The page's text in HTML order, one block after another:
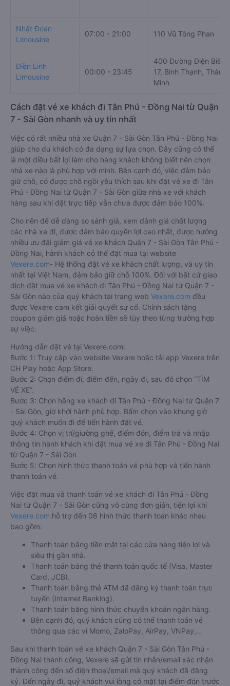
Nhật Đoan
Limousine
07:00 - 21:00 110 Vũ Tông Phan
Điền Linh
Limousine
00:00 - 23:45
400 Đường Điện Biên
17, Bình Thạnh, Thành
Minh
Cách đặt vé xe khách đi Tân Phú - Đồng Nai từ Quận
7 - Sài Gòn nhanh và uy tín nhất
Việc có rất nhiều nhà xe Quận 7 - Sài Gòn Tân Phú - Đồng Nai
giúp cho du khách có đa dạng sự lựa chọn. Đây cũng có thể
là một điều bất lợi làm cho hàng khách không biết nên chọn
nhà xe nào là phù hợp với mình. Bên cạnh đó, việc đảm bảo
giữ chỗ, có được chỗ ngồi yêu thích sau khi đặt vé xe đi Tân
Phú - Đồng Nai từ Quận 7 - Sài Gòn giữa nhà xe với khách
hàng sau khi đặt trực tiếp vẫn chưa được đảm bảo 100%.
Cho nên để dễ dàng so sánh giá, xem đánh giá chất lượng
các nhà xe đi, được đảm bảo quyền lợi cao nhất, được hưởng
nhiều ưu đãi giảm giá vé xe khách Quận 7 - Sài Gòn Tân Phú -
Đồng Nai, hành khách có thể đặt mua tại website
Vexere.com- Hệ thống đặt vé xe khách chất lượng, và uy tín
nhất tại Việt Nam, đảm bảo giữ chỗ 100%. Đối với bất cứ giao
dịch đặt mua vé xe khách đi Tân Phú - Đồng Nai từ Quận 7 -
Sài Gòn nào của quý khách tại trang web Vexere.com đều
được Vexere cam kết giải quyết sự cố. Chính sách tặng
coupon giảm giá hoặc hoàn tiền sẽ tùy theo từng trường hợp
sự việc.
Hướng dẫn đặt vé tại Vexere.com:
Bước 1: Truy cập vào website Vexere hoặc tải app Vexere trên
CH Play hoặc App Store.
Bước 2: Chọn điểm đi, điểm đến, ngày đi, sau đó chọn “TÌM
VÉ XE”.
Bước 3: Chọn hãng xe khách đi Tân Phú - Đồng Nai từ Quận 7
- Sài Gòn, giờ khởi hành phù hợp. Bấm chọn vào khung giờ
quý khách muốn đi để tiến hành đặt vé.
Bước 4: Chọn vị trí/giường ghế, điểm đón, điểm trả và nhập
thông tin hành khách khi đặt mua vé xe đi Tân Phú - Đồng Nai
từ Quận 7 - Sài Gòn
Bước 5: Chọn hình thức thanh toán vé phù hợp và tiến hành
thanh toán vé.
Việc đặt mua và thanh toán vé xe khách đi Tân Phú - Đồng
Nai từ Quận 7 - Sài Gòn cũng vô cùng đơn giản, tiện lợi khi
Vexere.com hỗ trợ đến 06 hình thức thanh toán khác nhau
bao gồm:
Thanh toán bằng tiền mặt tại các cửa hàng tiện lợi và
siêu thị gần nhà.
Thanh toán bằng thẻ thanh toán quốc tế (Visa, Master
Card, JCB).
Thanh toán bằng thẻ ATM đã đăng ký thanh toán trực
tuyến (Internet Banking).
Thanh toán bằng hình thức chuyển khoản ngân hàng.
Bên cạnh đó, quý khách cũng có thể thanh toán vé
thông qua các ví Momo, ZaloPay, AirPay, VNPay,…
Sau khi thanh toán vé xe khách Quận 7 - Sài Gòn Tân Phú -
Đồng Nai thành công, Vexere sẽ gửi tin nhắn/email xác nhận
thành công đến số điện thoại/email mà quý khách đã đăng
ký. Đến ngày đi, quý khách vui lòng có mặt tại điểm đón trước